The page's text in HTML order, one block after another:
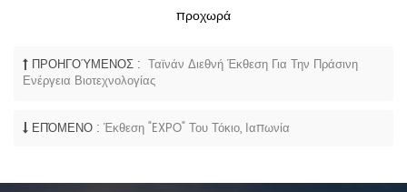
προχωρά
ΠΡΟΗΓΟΎΜΕΝΟΣ : Ταϊνάν Διεθνή Έκθεση Για Την Πράσινη
Ενέργεια Βιοτεχνολογίας
ΕΠΌΜΕΝΟ : Έκθεση "EXPO" Του Τόκιο, Ιαπωνία